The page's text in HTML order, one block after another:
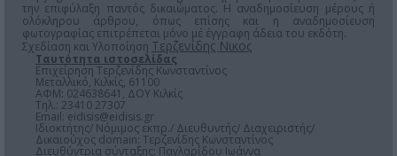
την επιφύλαξη παντός δικαιώματος. Η αναδημοσίευση μέρους ή
ολόκληρου άρθρου, όπως επίσης και η αναδημοσίευση
φωτογραφίας επιτρέπεται μόνο μέ έγγραφη άδεια του εκδότη.
Σχεδίαση και Υλοποίηση Τερζενίδης Νικος
Ταυτότητα ιστοσελίδας
Επιχείρηση Τερζενίδης Κωνσταντίνος
Μεταλλικό, Κιλκίς, 61100
ΑΦΜ: 024638641, ΔΟΥ Κιλκίς
Τηλ.: 23410 27307
Email: eidisis@eidisis.gr
Ιδιοκτήτης/ Νόμιμος εκπρ./ Διευθυντής/ Διαχειριστής/
Δικαιούχος domain: Τερζενίδης Κωνσταντίνος
Διευθύντρια σύνταξης: Παγλαρίδου Ιωάννα